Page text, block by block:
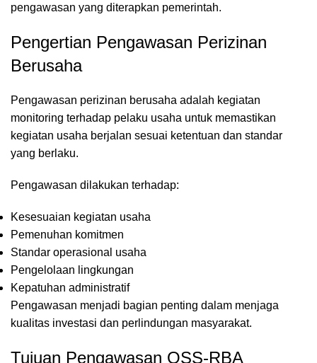
pengawasan yang diterapkan pemerintah.
Pengertian Pengawasan Perizinan
Berusaha
Pengawasan perizinan berusaha adalah kegiatan
monitoring terhadap pelaku usaha untuk memastikan
kegiatan usaha berjalan sesuai ketentuan dan standar
yang berlaku.
Pengawasan dilakukan terhadap:
Kesesuaian kegiatan usaha
Pemenuhan komitmen
Standar operasional usaha
Pengelolaan lingkungan
Kepatuhan administratif
Pengawasan menjadi bagian penting dalam menjaga
kualitas investasi dan perlindungan masyarakat.
Tujuan Pengawasan OSS-RBA